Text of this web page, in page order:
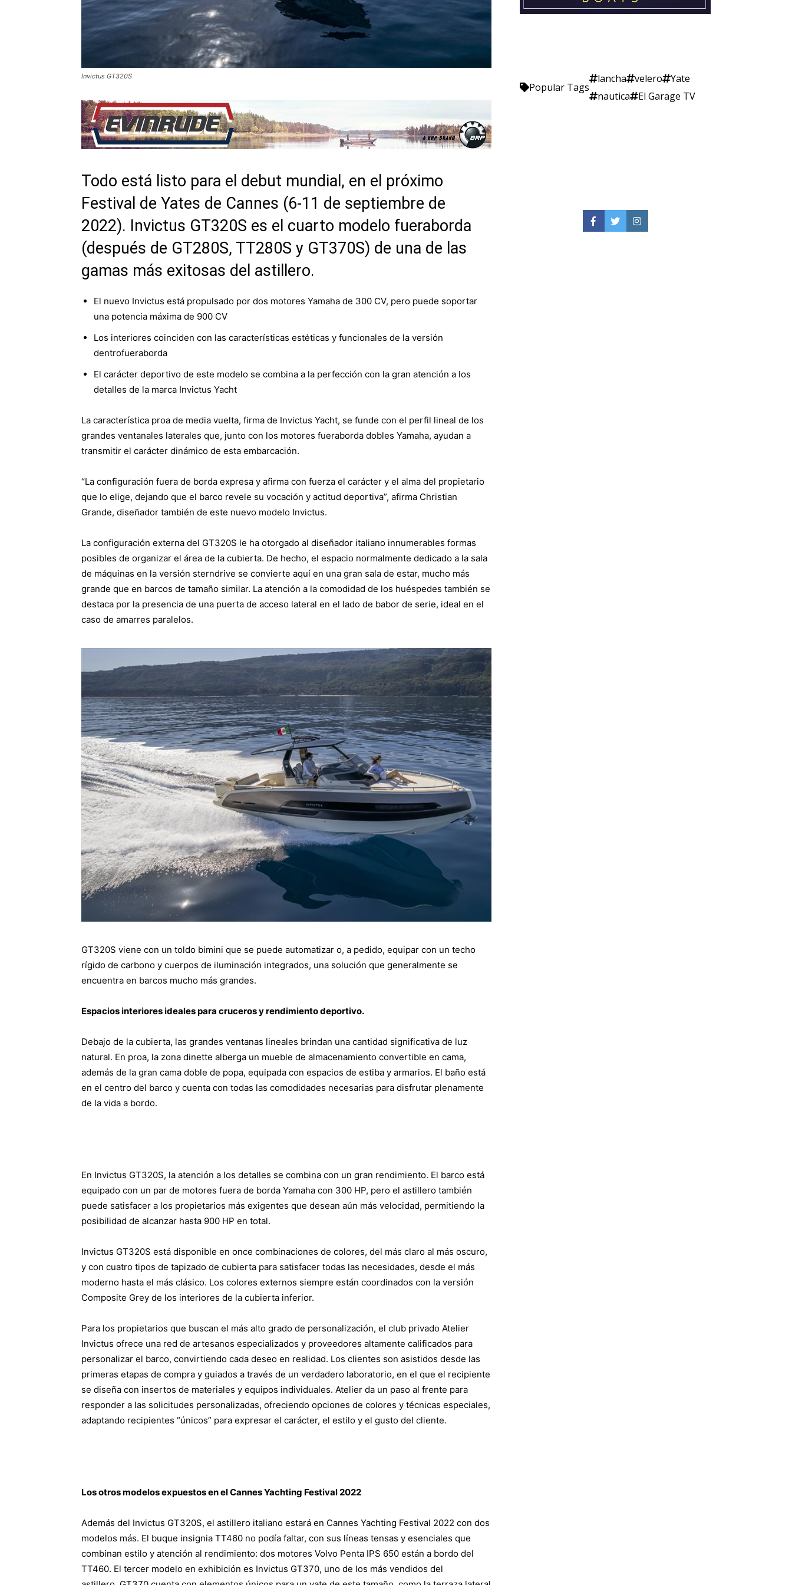
Invictus GT320S
Todo está listo para el debut mundial, en el próximo
Festival de Yates de Cannes (6-11 de septiembre de
2022). Invictus GT320S es el cuarto modelo fueraborda
(después de GT280S, TT280S y GT370S) de una de las
gamas más exitosas del astillero.
El nuevo Invictus está propulsado por dos motores Yamaha de 300 CV, pero puede soportar
una potencia máxima de 900 CV
Los interiores coinciden con las características estéticas y funcionales de la versión
dentrofueraborda
El carácter deportivo de este modelo se combina a la perfección con la gran atención a los
detalles de la marca Invictus Yacht
La característica proa de media vuelta, firma de Invictus Yacht, se funde con el perfil lineal de los
grandes ventanales laterales que, junto con los motores fueraborda dobles Yamaha, ayudan a
transmitir el carácter dinámico de esta embarcación.
“La configuración fuera de borda expresa y afirma con fuerza el carácter y el alma del propietario
que lo elige, dejando que el barco revele su vocación y actitud deportiva”, afirma Christian
Grande, diseñador también de este nuevo modelo Invictus.
La configuración externa del GT320S le ha otorgado al diseñador italiano innumerables formas
posibles de organizar el área de la cubierta. De hecho, el espacio normalmente dedicado a la sala
de máquinas en la versión sterndrive se convierte aquí en una gran sala de estar, mucho más
grande que en barcos de tamaño similar. La atención a la comodidad de los huéspedes también se
destaca por la presencia de una puerta de acceso lateral en el lado de babor de serie, ideal en el
caso de amarres paralelos.
GT320S viene con un toldo bimini que se puede automatizar o, a pedido, equipar con un techo
rígido de carbono y cuerpos de iluminación integrados, una solución que generalmente se
encuentra en barcos mucho más grandes.
Espacios interiores ideales para cruceros y rendimiento deportivo.
Debajo de la cubierta, las grandes ventanas lineales brindan una cantidad significativa de luz
natural. En proa, la zona dinette alberga un mueble de almacenamiento convertible en cama,
además de la gran cama doble de popa, equipada con espacios de estiba y armarios. El baño está
en el centro del barco y cuenta con todas las comodidades necesarias para disfrutar plenamente
de la vida a bordo.
En Invictus GT320S, la atención a los detalles se combina con un gran rendimiento. El barco está
equipado con un par de motores fuera de borda Yamaha con 300 HP, pero el astillero también
puede satisfacer a los propietarios más exigentes que desean aún más velocidad, permitiendo la
posibilidad de alcanzar hasta 900 HP en total.
Invictus GT320S está disponible en once combinaciones de colores, del más claro al más oscuro,
y con cuatro tipos de tapizado de cubierta para satisfacer todas las necesidades, desde el más
moderno hasta el más clásico. Los colores externos siempre están coordinados con la versión
Composite Grey de los interiores de la cubierta inferior.
Para los propietarios que buscan el más alto grado de personalización, el club privado Atelier
Invictus ofrece una red de artesanos especializados y proveedores altamente calificados para
personalizar el barco, convirtiendo cada deseo en realidad. Los clientes son asistidos desde las
primeras etapas de compra y guiados a través de un verdadero laboratorio, en el que el recipiente
se diseña con insertos de materiales y equipos individuales. Atelier da un paso al frente para
responder a las solicitudes personalizadas, ofreciendo opciones de colores y técnicas especiales,
adaptando recipientes “únicos” para expresar el carácter, el estilo y el gusto del cliente.
Los otros modelos expuestos en el Cannes Yachting Festival 2022
Además del Invictus GT320S, el astillero italiano estará en Cannes Yachting Festival 2022 con dos
modelos más. El buque insignia TT460 no podía faltar, con sus líneas tensas y esenciales que
combinan estilo y atención al rendimiento: dos motores Volvo Penta IPS 650 están a bordo del
TT460. El tercer modelo en exhibición es Invictus GT370, uno de los más vendidos del
Popular Tags
lancha velero
Yate
nautica
El Garage TV
Facebook
TwitterInstagram